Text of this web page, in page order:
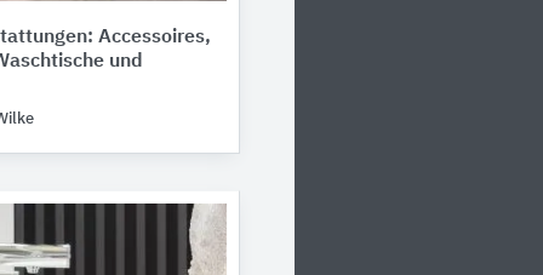
Accessoires,
und